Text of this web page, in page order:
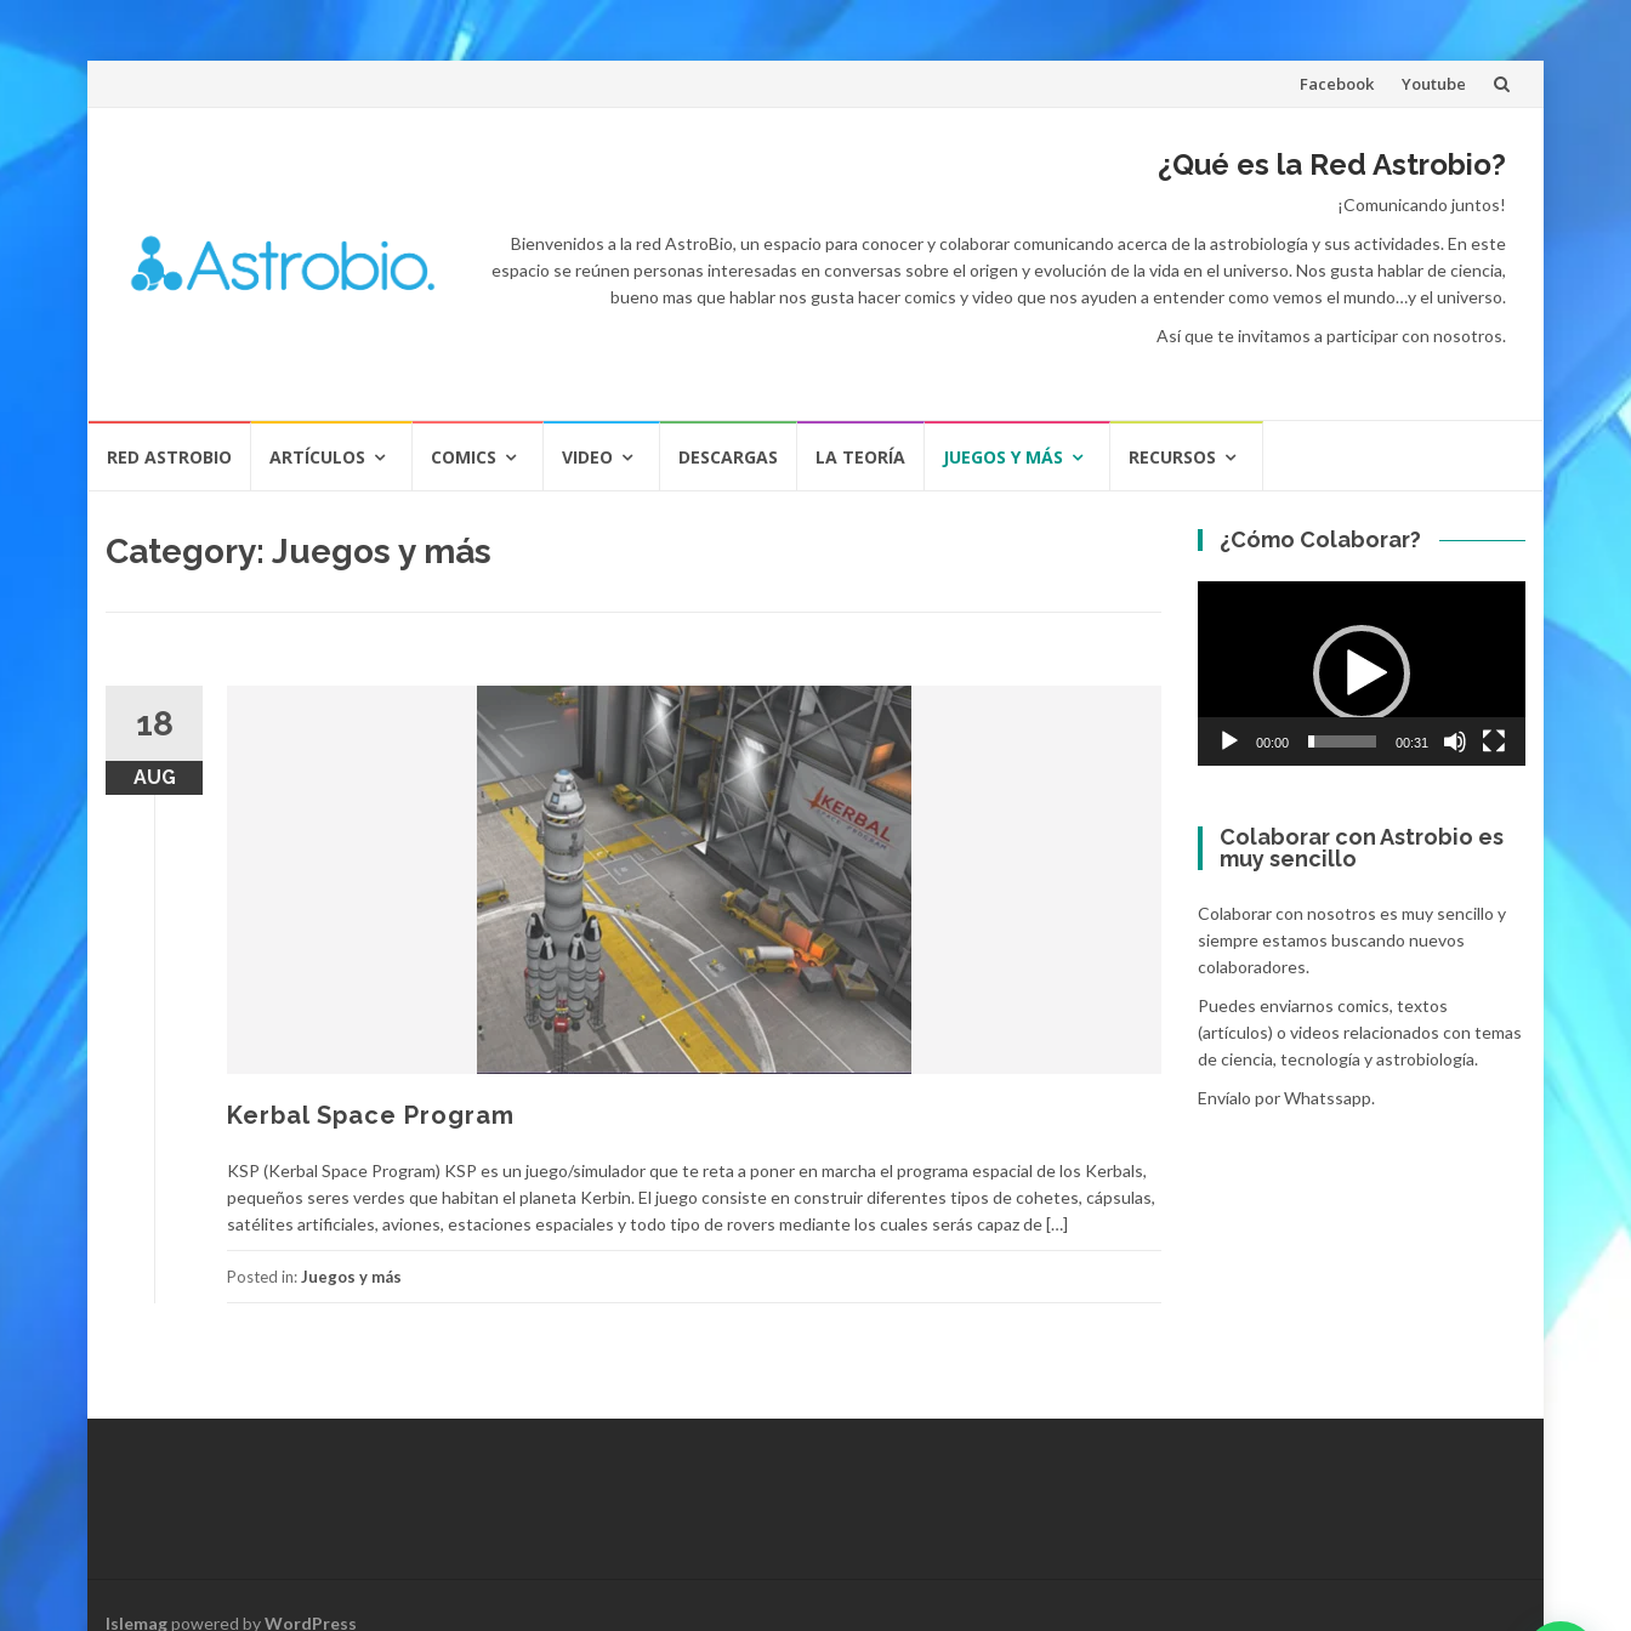
Skip
content
Facebook Youtube
¿Qué es la Red Astrobio?
¡Comunicando juntos!
Bienvenidos a la red AstroBio, un espacio para conocer y colaborar comunicando acerca de la astrobiología y sus actividades. En este
espacio se reúnen personas interesadas en conversas sobre el origen y evolución de la vida en el universo. Nos gusta hablar de ciencia,
bueno mas que hablar nos gusta hacer comics y video que nos ayuden a entender como vemos el mundo…y el universo.
Así que te invitamos a participar con nosotros.
RED ASTROBIO ARTÍCULOS COMICS VIDEO DESCARGAS LA TEORÍA JUEGOS Y MÁS RECURSOS
Category: Juegos y más
18
AUG
Kerbal Space Program
KSP (Kerbal Space Program) KSP es un juego/simulador que te reta a poner en marcha el programa espacial de los Kerbals,
pequeños seres verdes que habitan el planeta Kerbin. El juego consiste en construir diferentes tipos de cohetes, cápsulas,
satélites artificiales, aviones, estaciones espaciales y todo tipo de rovers mediante los cuales serás capaz de […]
Posted in:Juegos y más
¿Cómo Colaborar?
00:00 00:31
Colaborar con Astrobio es
muy sencillo
Colaborar con nosotros es muy sencillo y
siempre estamos buscando nuevos
colaboradores.
Puedes enviarnos comics, textos
(artículos) o videos relacionados con temas
de ciencia, tecnología y astrobiología.
Envíalo por Whatssapp.
Islemagpowered byWordPress